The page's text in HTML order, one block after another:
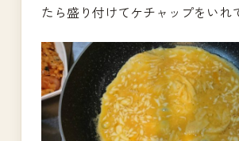
たら盛り付けてケチャップをいれ